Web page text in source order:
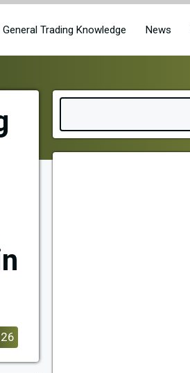
General Trading Knowledge News